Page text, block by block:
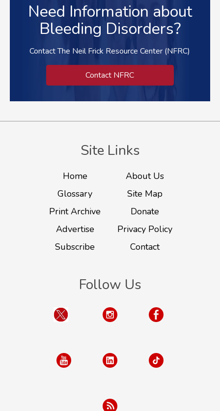
Need Information about
Bleeding Disorders?
Contact The Neil Frick Resource Center (NFRC)
Contact NFRC
Site Links
Home
About Us
Glossary
Site Map
Print Archive
Donate
Advertise
Privacy Policy
Subscribe
Contact
Follow Us